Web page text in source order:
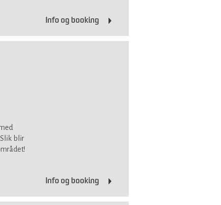
Info og booking
blir
Info og booking